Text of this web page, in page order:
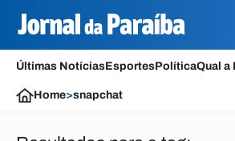
Últimas NotíciasEsportesPolíticaQual a
Home>snapchat